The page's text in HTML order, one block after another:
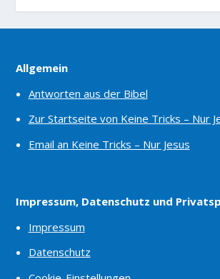
Allgemein
Antworten aus der Bibel
Zur Startseite von Keine Tricks – Nur
Email an Keine Tricks – Nur Jesus
Impressum, Datenschutz und
Impressum
Datenschutz